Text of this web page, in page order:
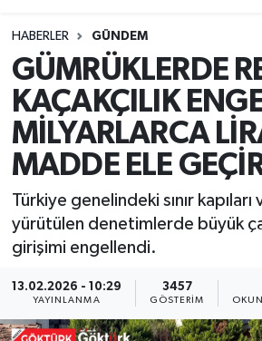
HABERLER GÜNDEM
GÜMRÜKLERDE
KAÇAKÇILIK
MİLYARLARCA
MADDE ELE
Türkiye genelindeki sınır
yürütülen denetimlerde büyük
girişimi engellendi.
13.02.2026 - 10:29
YAYINLANMA
3457
GÖSTERIM
DÜNYA
EĞİTİM
EKONOMİ
GÖKTÜRK
GÜNDEM
KEMERBURGAZ
KÜLTÜR - SANAT
Tüm Manşetler
Son Dakika Haberleri
Haber Arşivi